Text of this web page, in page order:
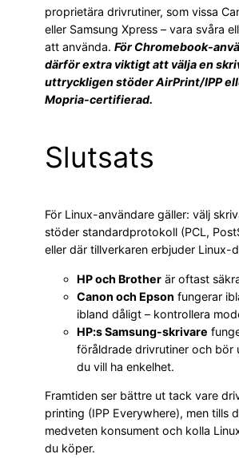
proprietära drivrutiner, som vissa
eller Samsung Xpress – vara svåra
att använda. För Chromebook-
därför extra viktigt att välja en
uttryckligen stöder AirPrint/IPP
Mopria-certifierad.
Slutsats
För Linux-användare gäller: välj
stöder standardprotokoll (PCL,
eller där tillverkaren erbjuder Linux-
HP och Brother är oftast
Canon och Epson fungerar
ibland dåligt – kontrollera
HP:s Samsung-skrivare
föråldrade drivrutiner och bör
du vill ha enkelhet.
Framtiden ser bättre ut tack vare
printing (IPP Everywhere), men tills
medveten konsument och kolla
du köper.